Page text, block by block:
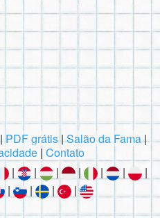
PDF grátis |Salão da Fama|
| Contato
| | | | | |
|
| | | |